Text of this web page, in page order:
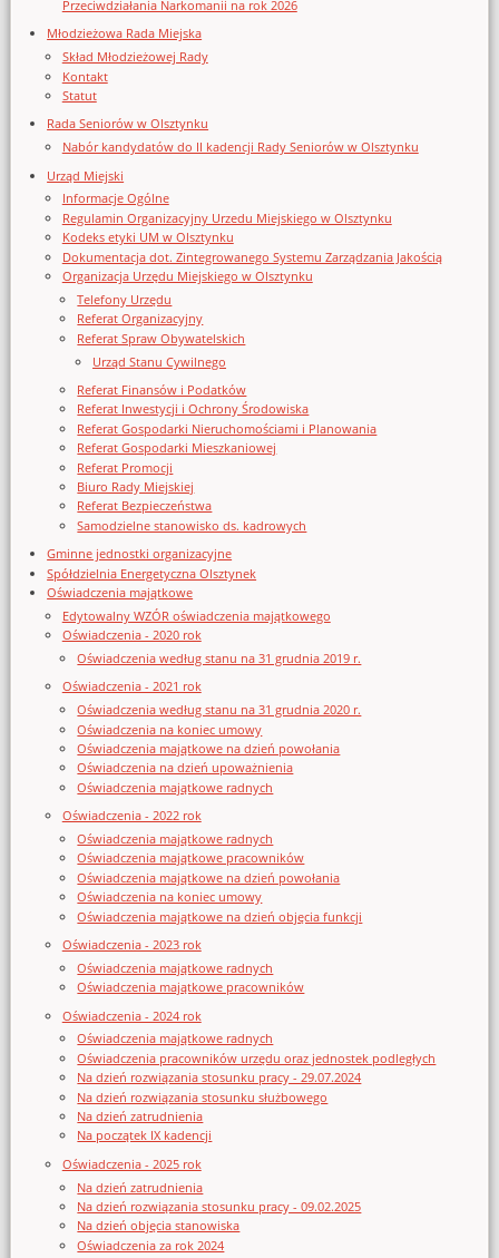
Przeciwdziałania Narkomanii na rok 2026
Młodzieżowa Rada Miejska
Skład Młodzieżowej Rady
Kontakt
Statut
Rada Seniorów w Olsztynku
Nabór kandydatów do II kadencji Rady Seniorów w Olsztynku
Urząd Miejski
Informacje Ogólne
Regulamin Organizacyjny Urzedu Miejskiego w Olsztynku
Kodeks etyki UM w Olsztynku
Dokumentacja dot. Zintegrowanego Systemu Zarządzania Jakością
Organizacja Urzędu Miejskiego w Olsztynku
Telefony Urzędu
Referat Organizacyjny
Referat Spraw Obywatelskich
Urząd Stanu Cywilnego
Referat Finansów i Podatków
Referat Inwestycji i Ochrony Środowiska
Referat Gospodarki Nieruchomościami i Planowania
Referat Gospodarki Mieszkaniowej
Referat Promocji
Biuro Rady Miejskiej
Referat Bezpieczeństwa
Samodzielne stanowisko ds. kadrowych
Gminne jednostki organizacyjne
Spółdzielnia Energetyczna Olsztynek
Oświadczenia majątkowe
Edytowalny WZÓR oświadczenia majątkowego
Oświadczenia - 2020 rok
Oświadczenia według stanu na 31 grudnia 2019 r.
Oświadczenia - 2021 rok
Oświadczenia według stanu na 31 grudnia 2020 r.
Oświadczenia na koniec umowy
Oświadczenia majątkowe na dzień powołania
Oświadczenia na dzień upoważnienia
Oświadczenia majątkowe radnych
Oświadczenia - 2022 rok
Oświadczenia majątkowe radnych
Oświadczenia majątkowe pracowników
Oświadczenia majątkowe na dzień powołania
Oświadczenia na koniec umowy
Oświadczenia majątkowe na dzień objęcia funkcji
Oświadczenia - 2023 rok
Oświadczenia majątkowe radnych
Oświadczenia majątkowe pracowników
Oświadczenia - 2024 rok
Oświadczenia majątkowe radnych
Oświadczenia pracowników urzędu oraz jednostek podległych
Na dzień rozwiązania stosunku pracy - 29.07.2024
Na dzień rozwiązania stosunku służbowego
Na dzień zatrudnienia
Na początek IX kadencji
Oświadczenia - 2025 rok
Na dzień zatrudnienia
Na dzień rozwiązania stosunku pracy - 09.02.2025
Na dzień objęcia stanowiska
Oświadczenia za rok 2024